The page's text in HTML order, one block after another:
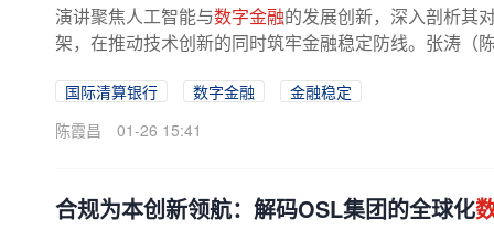
演讲聚焦人工智能与数字金融的发展创新，深入剖析其
架，在推动技术创新的同时筑牢金融稳定防线。张涛（
国际清算银行 数字金融
金融稳定
陈霞昌
01-26 15:41
合规为本创新领航：解码OSL集团的全球化